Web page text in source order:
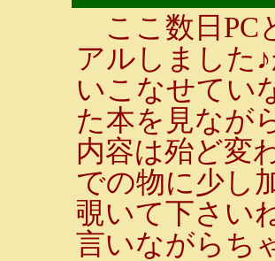
ここ数日PC
アルしました
いこなせてい
た本を見なが
内容は殆ど変
での物に少し
覗いて下さい
言いながらち